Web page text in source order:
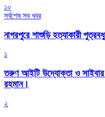
১০
সর্বশেষ সব খবর
নাগরপুরে শাশুড়ি হত্যাকারী
১
তরুণ আইটি উদ্যোক্তা ও সাইবার
রহমান।
২